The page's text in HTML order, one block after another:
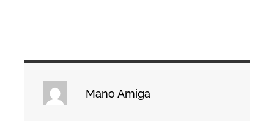
Mano Amiga